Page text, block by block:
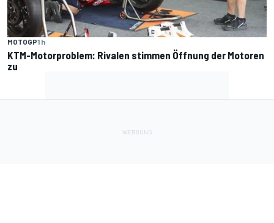
MOTOGP1 h
KTM-Motorproblem: Rivalen stimmen Öffnung der Motoren
zu